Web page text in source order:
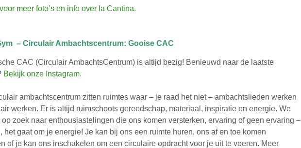
meer foto’s en info over la Cantina.
– Circulair Ambachtscentrum: Gooise CAC
CAC (Circulair AmbachtsCentrum) is altijd bezig! Benieuwd naar de laatste
Bekijk onze Instagram.
ambachtscentrum zitten ruimtes waar – je raad het niet – ambachtslieden werken
werken. Er is altijd ruimschoots gereedschap, materiaal, inspiratie en energie. We
zoek naar enthousiastelingen die ons komen versterken, ervaring of geen ervaring –
het gaat om je energie! Je kan bij ons een ruimte huren, ons af en toe komen
of je kan ons inschakelen om een circulaire opdracht voor je uit te voeren. Meer